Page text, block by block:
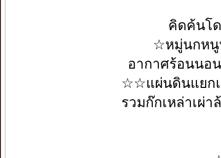
คิดค้นโ
☆หมู่นกห
อากาศร้อนนอ
☆☆แผ่นดินแยก
รวมก๊กเหล่าเ